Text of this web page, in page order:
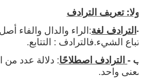
أولا: تعريف الترادف
أ- الترادف لغة:الراء والدال والفاء
اتباع الشيء.فالترادف : التتابع.
ب - الترادف اصطلاحًا: دلالة عدد من
معنى واحد.